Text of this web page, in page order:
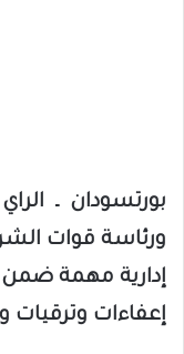
بورتسودان ـ الراي
ورئاسة قوات
إعفاءات وترقيات